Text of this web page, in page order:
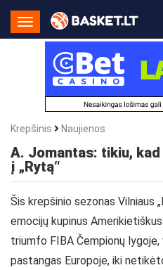
Toggle
Navigation
Krepšinis Naujienos
A. Jomantas: tikiu,
į „Rytą“
Šis krepšinio sezonas Vilniaus
emocijų kupinus
triumfo FIBA Čempionų lygoje,
pastangas Europoje, iki